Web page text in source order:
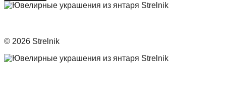
© 2026 Strelnik